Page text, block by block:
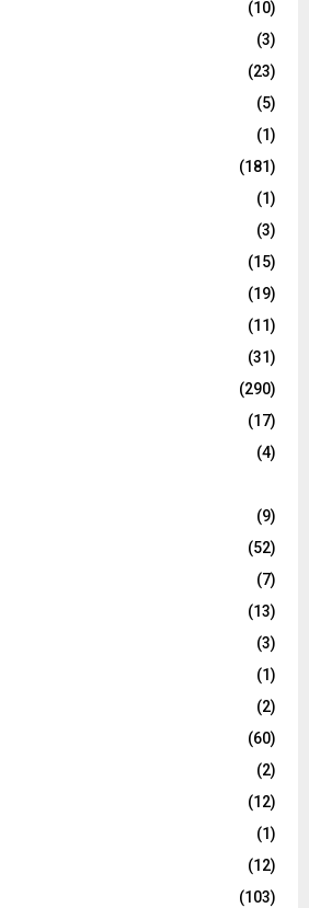
(10)
(3)
(23)
(5)
(1)
(181)
(1)
(3)
(15)
(19)
(11)
(31)
(290)
(17)
(4)
(9)
(52)
(7)
(13)
(3)
(1)
(2)
(60)
(2)
(12)
(1)
(12)
(103)